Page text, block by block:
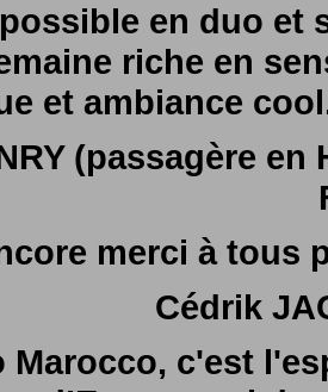
en duo et
riche en
et ambiance
(passagère
merci à tous
Cédrik
Marocco, c'est